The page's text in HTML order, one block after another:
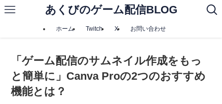
あくびのゲーム配信BLOG
ホーム Twitch X お問い合わせ
「ゲーム配信のサムネイル作成をもっ
と簡単に」Canva Proの2つのおすすめ
機能とは？